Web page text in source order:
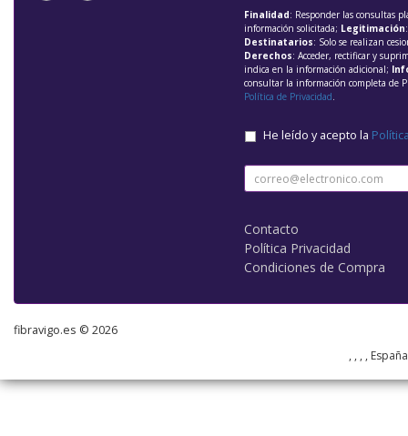
Finalidad: Responder las consultas
información solicitada; Legitimación
Destinatarios: Solo se realizan
Derechos: Acceder, rectificar y
indica en la información adicional;
consultar la información completa de
Política de Privacidad.
He leído y acepto la
Contacto
Política Privacidad
Condiciones de Compra
fibravigo.es © 2026
, , , ,